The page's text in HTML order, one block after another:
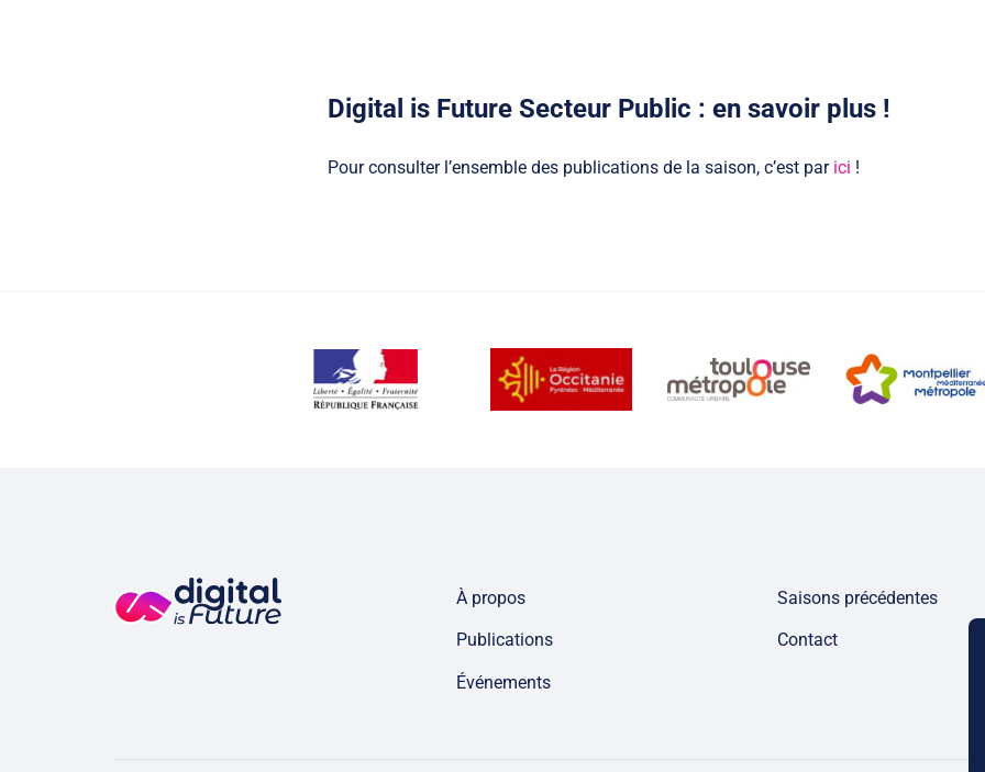
Digital is Future Secteur Public : en savoir plus !
Pour consulter l’ensemble des publications de la saison, c’est par ici !
À propos
Publications
Événements
Saisons précédentes
Contact